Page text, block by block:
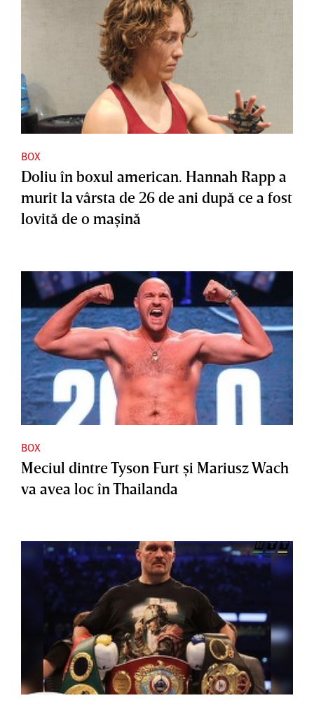
BOX
Doliu în boxul american. Hannah Rapp a
murit la vârsta de 26 de ani după ce a fost
lovită de o maşină
BOX
Meciul dintre Tyson Furt şi Mariusz Wach
va avea loc în Thailanda